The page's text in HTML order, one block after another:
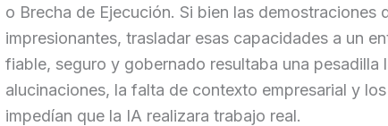
o Brecha de Ejecución. Si bien las demostraciones
impresionantes, trasladar esas capacidades a un
fiable, seguro y gobernado resultaba una pesadilla
alucinaciones, la falta de contexto empresarial y
impedían que la IA realizara trabajo real.